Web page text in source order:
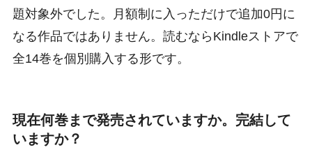
題対象外でした。月額制に入っただけで追加0円に
なる作品ではありません。読むならKindleストアで
全14巻を個別購入する形です。
現在何巻まで発売されていますか。完結して
いますか？